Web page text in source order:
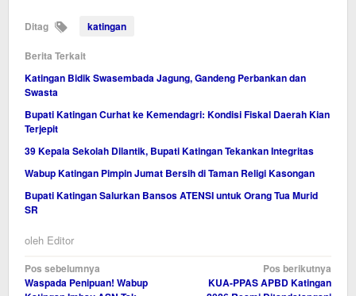
Ditag katingan
Berita Terkait
Katingan Bidik Swasembada Jagung, Gandeng Perbankan dan
Swasta
Bupati Katingan Curhat ke Kemendagri: Kondisi Fiskal Daerah Kian
Terjepit
39 Kepala Sekolah Dilantik, Bupati Katingan Tekankan Integritas
Wabup Katingan Pimpin Jumat Bersih di Taman Religi Kasongan
Bupati Katingan Salurkan Bansos ATENSI untuk Orang Tua Murid
SR
oleh Editor
Navigasi
pos
Pos sebelumnya
Waspada Penipuan! Wabup
Pos berikutnya
KUA-PPAS APBD Katingan